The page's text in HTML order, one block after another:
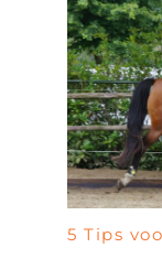
5 Tips